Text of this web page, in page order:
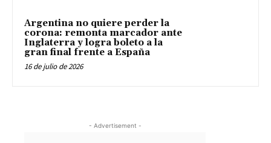
Argentina no quiere perder la
corona: remonta marcador ante
Inglaterra y logra boleto a la
gran final frente a España
16 de julio de 2026
- Advertisement -